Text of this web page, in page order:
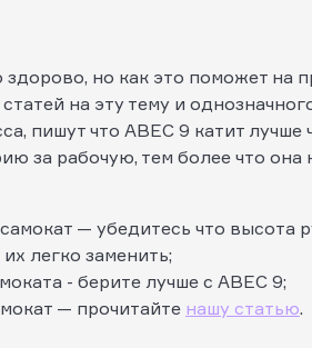
но как это поможет на
на эту тему и
пишут что ABEC 9 катит лучше
за рабочую, тем более что
— убедитесь что высота
легко заменить;
- берите лучше с ABEC 9;
— прочитайте нашу статью.